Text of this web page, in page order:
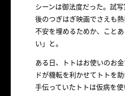
シーンは御法度だった。試
後のつぎはぎ映画でさえも
不安を埋めるためか、こと
い」と。
ある日、トトはお使いのお
ドが機転を利かせてトトを
手伝っていたトトは仮病を